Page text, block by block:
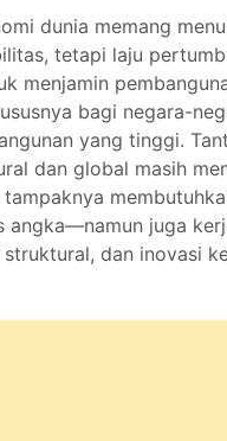
dunia memang
tetapi laju
menjamin
bagi negara-
yang tinggi.
dan global masih
angka—namun juga
dan inovasi